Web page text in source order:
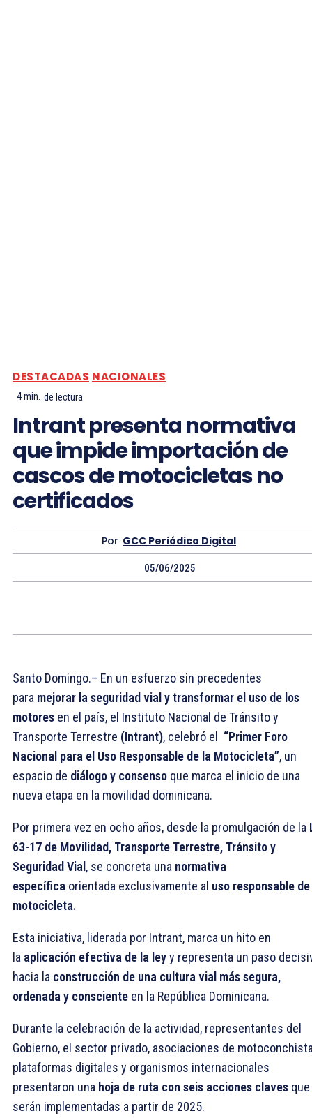
DESTACADAS NACIONALES
4min. de lectura
Intrant presenta normativa
que impide importación de
cascos de motocicletas no
certificados
Por GCC Periódico Digital
05/06/2025
Santo Domingo.– En un esfuerzo sin precedentes
para mejorar la seguridad vial ytransformar el uso de los
motores en el país, el Instituto Nacional de Tránsito y
Transporte Terrestre (Intrant), celebró el “Primer Foro
Nacional para el Uso Responsable de la Motocicleta”, un
espacio de diálogo y consenso que marca el inicio de una
nueva etapa en la movilidad dominicana.
Por primera vez en ocho años, desde la promulgación de la
63-17 de Movilidad, Transporte Terrestre, Tránsito y
Seguridad Vial, se concreta una normativa
específica orientada exclusivamente al uso responsable
motocicleta.
Esta iniciativa, liderada por Intrant, marca un hito en
la aplicación efectiva de la leyy representa un paso
hacia la construcción de una cultura vial más segura,
ordenada y consciente en la República Dominicana.
Durante la celebración de la actividad, representantes del
Gobierno, el sector privado, asociaciones de
plataformas digitales y organismos internacionales
presentaron una hoja de ruta con seis acciones claves que
serán implementadas a partir de 2025.